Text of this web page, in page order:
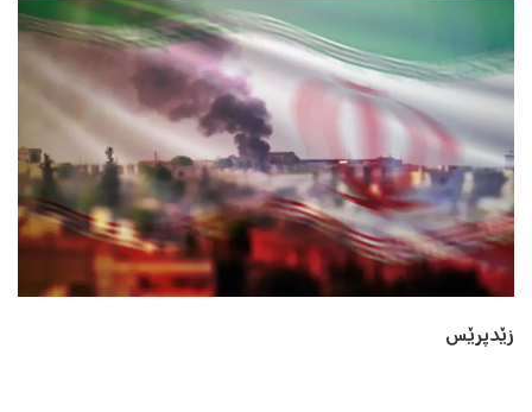
زێدپرێس